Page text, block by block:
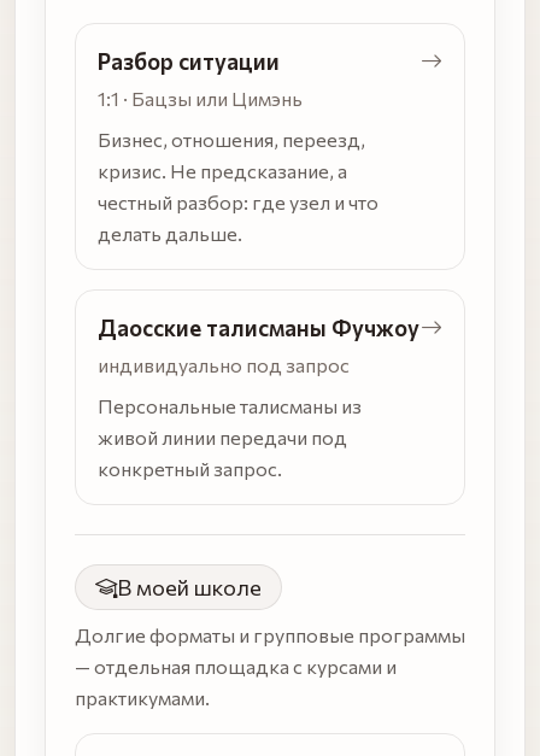
Разбор ситуации
1:1 · Бацзы или Цимэнь
Бизнес, отношения, переезд,
кризис. Не предсказание, а
честный разбор: где узел и что
делать дальше.
Даосские талисманы Фучжоу
индивидуально под запрос
Персональные талисманы из
живой линии передачи под
конкретный запрос.
В моей школе
Долгие форматы и групповые программы
— отдельная площадка с курсами и
практикумами.